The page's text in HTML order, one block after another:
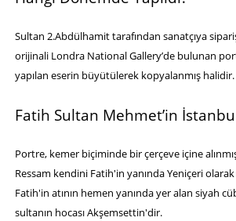
Sultan 2.Abdülhamit tarafından sanatçıya
orijinali Londra National Gallery’de bulunan
yapılan eserin büyütülerek kopyalanmış halidir.
Fatih Sultan Mehmet’in
Portre, kemer biçiminde bir çerçeve içine
Ressam kendini Fatih'in yanında Yeniçeri
Fatih'in atının hemen yanında yer alan siyah
sultanın hocası Akşemsettin'dir.